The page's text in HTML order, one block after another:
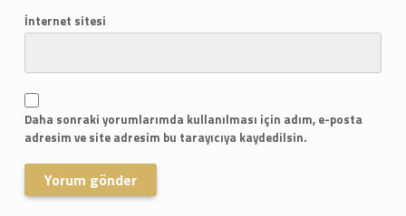
İnternet sitesi
Daha sonraki yorumlarımda kullanılması için adım, e-posta
adresim ve site adresim bu tarayıcıya kaydedilsin.